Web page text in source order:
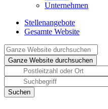
Unternehmen
Stellenangebote
Gesamte Website